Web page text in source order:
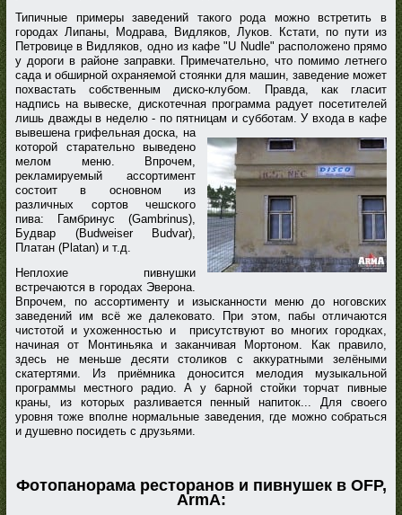
Типичные примеры заведений такого рода можно встретить в
городах Липаны, Модрава, Видляков, Луков. Кстати, по пути из
Петровице в Видляков, одно из кафе "U Nudle" расположено прямо
у дороги в районе заправки. Примечательно, что помимо летнего
сада и обширной охраняемой стоянки для машин, заведение может
похвастать собственным диско-клубом. Правда, как гласит
надпись на вывеске, дискотечная программа радует посетителей
лишь дважды в неделю - по пятницам и субботам. У входа в кафе
вывешена грифельная доска, на
которой старательно выведено
мелом меню. Впрочем,
рекламируемый ассортимент
состоит в основном из
различных сортов чешского
пива: Гамбринус (Gambrinus),
Будвар (Budweiser Budvar),
Платан (Platan) и т.д.
Неплохие пивнушки
встречаются в городах Эверона.
Впрочем, по ассортименту и изысканности меню до ноговских
заведений им всё же далековато. При этом, пабы отличаются
чистотой и ухоженностью и присутствуют во многих городках,
начиная от Монтиньяка и заканчивая Мортоном. Как правило,
здесь не меньше десяти столиков с аккуратными зелёными
скатертями. Из приёмника доносится мелодия музыкальной
программы местного радио. А у барной стойки торчат пивные
краны, из которых разливается пенный напиток... Для своего
уровня тоже вполне нормальные заведения, где можно собраться
и душевно посидеть с друзьями.
Фотопанорама ресторанов и пивнушек в OFP,
ArmA: